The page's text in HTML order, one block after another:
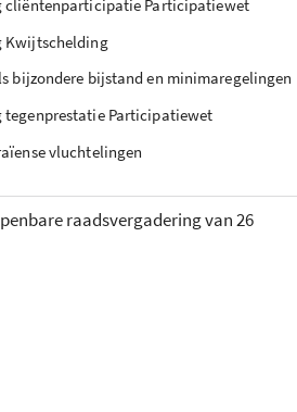
cliëntenparticipatie Participatiewet
Kwijtschelding
bijzondere bijstand en minimaregelingen
tegenprestatie Participatiewet
vluchtelingen
raadsvergadering van 26